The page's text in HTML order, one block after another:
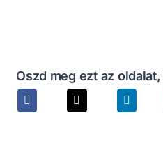
Oszd meg ezt az